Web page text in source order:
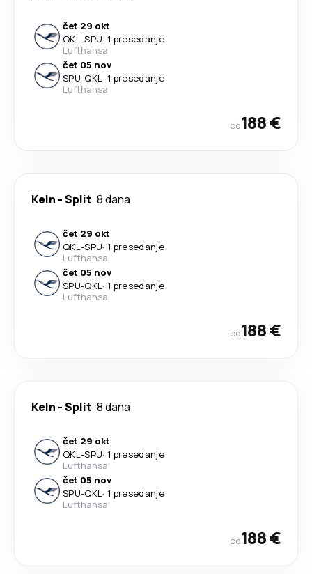
čet 29 okt
QKL-SPU· 1 presedanje
Lufthansa
čet 05 nov
SPU-QKL· 1 presedanje
Lufthansa
od188 €
Keln -Split 8 dana
čet 29 okt
QKL-SPU· 1 presedanje
Lufthansa
čet 05 nov
SPU-QKL· 1 presedanje
Lufthansa
od188 €
Keln -Split 8 dana
čet 29 okt
QKL-SPU· 1 presedanje
Lufthansa
čet 05 nov
SPU-QKL· 1 presedanje
Lufthansa
od188 €